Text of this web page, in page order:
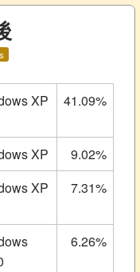
XP 41.09%
XP
9.02%
XP 7.31%
6.26%